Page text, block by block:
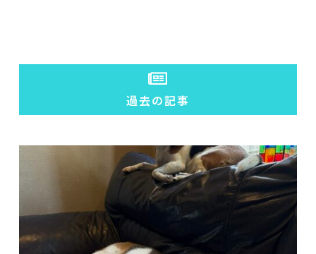
過去の記事